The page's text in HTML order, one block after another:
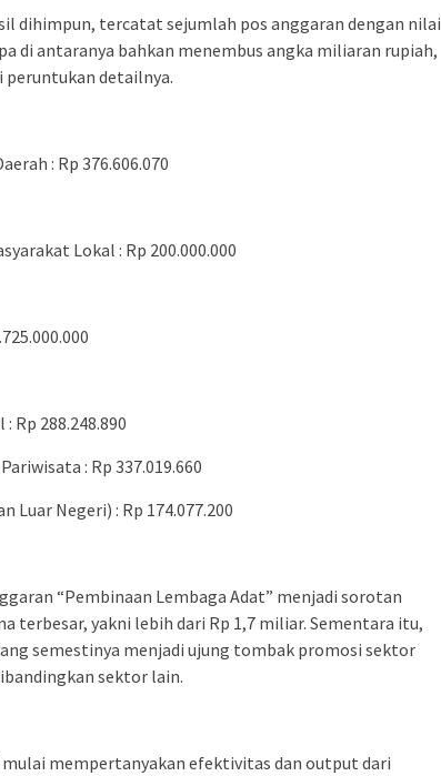
dihimpun, tercatat sejumlah pos anggaran dengan nilai
di antaranya bahkan menembus angka miliaran rupiah,
detailnya.
: Rp 376.606.070
Lokal : Rp 200.000.000
Rp 288.248.890
: Rp 337.019.660
Luar Negeri) : Rp 174.077.200
“Pembinaan Lembaga Adat” menjadi sorotan
terbesar, yakni lebih dari Rp 1,7 miliar. Sementara itu,
semestinya menjadi ujung tombak promosi sektor
sektor lain.
mulai mempertanyakan efektivitas dan output dari